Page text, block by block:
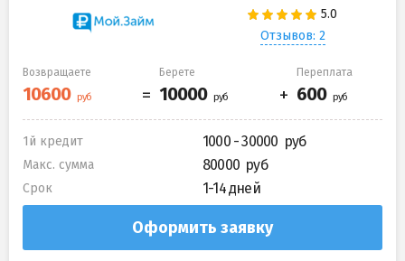
Отзывов: 2
Возвращаете Берете Переплата
1й кредит 1000 - 30000
Макс. сумма 80000
Срок 1-14 дней
Оформить заявку